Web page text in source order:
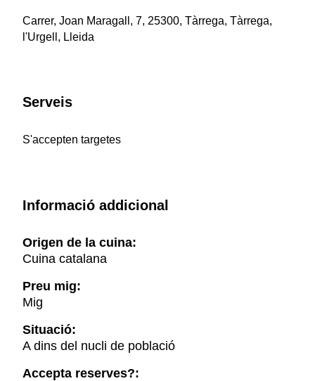
Carrer, Joan Maragall, 7, 25300, Tàrrega, Tàrrega,
l'Urgell, Lleida
Serveis
S'accepten targetes
Informació addicional
Origen de la cuina:
Cuina catalana
Preu mig:
Mig
Situació:
A dins del nucli de població
Accepta reserves?: